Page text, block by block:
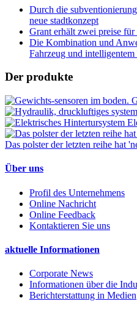
Durch die
neue stadtkonzept
Grant erhält zwei preise
Die Kombination und
Fahrzeug und intelligentem
Der produkte
Das polster der letzten reihe hat
Über uns
Profil des Unternehmens
Online Nachricht
Online Feedback
Kontaktieren Sie uns
aktuelle Informationen
Corporate News
Informationen über die
Berichterstattung in Medien